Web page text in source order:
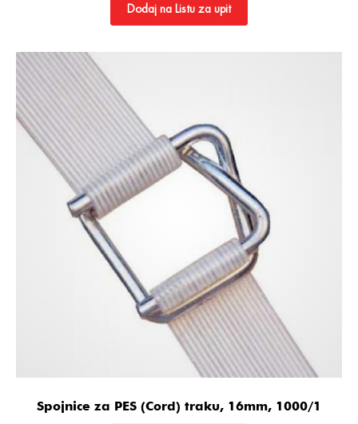
Dodaj na Listu za upit
Spojnice za PES (Cord) traku, 16mm, 1000/1